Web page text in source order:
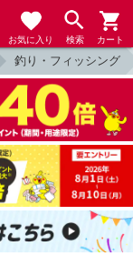
お気に入り 検索 カート
釣り・フィッシング